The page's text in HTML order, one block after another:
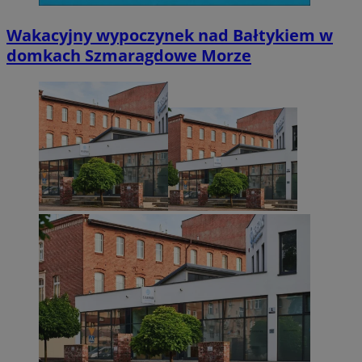
Wakacyjny wypoczynek nad Bałtykiem w
domkach Szmaragdowe Morze
CookieScriptConsent
CookieScript
mojetychy.pl